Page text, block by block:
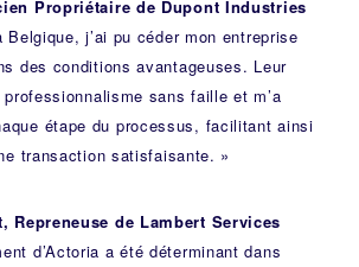
Propriétaire de Dupont Industries
j’ai pu céder mon entreprise
des conditions avantageuses. Leur
professionnalisme sans faille et m’a
étape du processus, facilitant ainsi
transaction satisfaisante. »
Repreneuse de Lambert Services
d’Actoria a été déterminant dans